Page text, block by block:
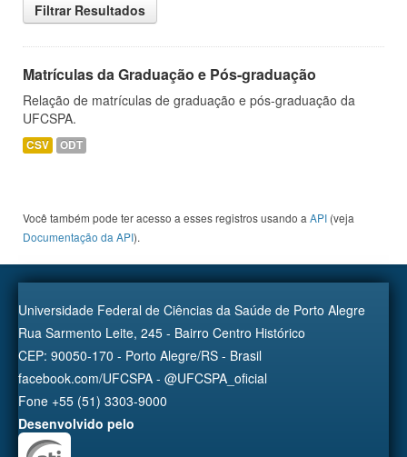
Filtrar Resultados
Matrículas da Graduação e Pós-graduação
Relação de matrículas de graduação e pós-graduação da
UFCSPA.
CSV ODT
Você também pode ter acesso a esses registros usando a API (veja
Documentação da API).
Universidade Federal de Ciências da Saúde de Porto Alegre
Rua Sarmento Leite, 245 - Bairro Centro Histórico
CEP: 90050-170 - Porto Alegre/RS - Brasil
facebook.com/UFCSPA - @UFCSPA_oficial
Fone +55 (51) 3303-9000
Desenvolvido pelo